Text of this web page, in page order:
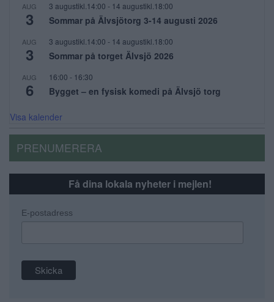
AUG
3
3 augustikl.14:00 - 14 augustikl.18:00
Sommar på Älvsjötorg 3-14 augusti 2026
AUG
3
3 augustikl.14:00 - 14 augustikl.18:00
Sommar på torget Älvsjö 2026
AUG
6
16:00 - 16:30
Bygget – en fysisk komedi på Älvsjö torg
Visa kalender
PRENUMERERA
Få dina lokala nyheter i mejlen!
E-postadress